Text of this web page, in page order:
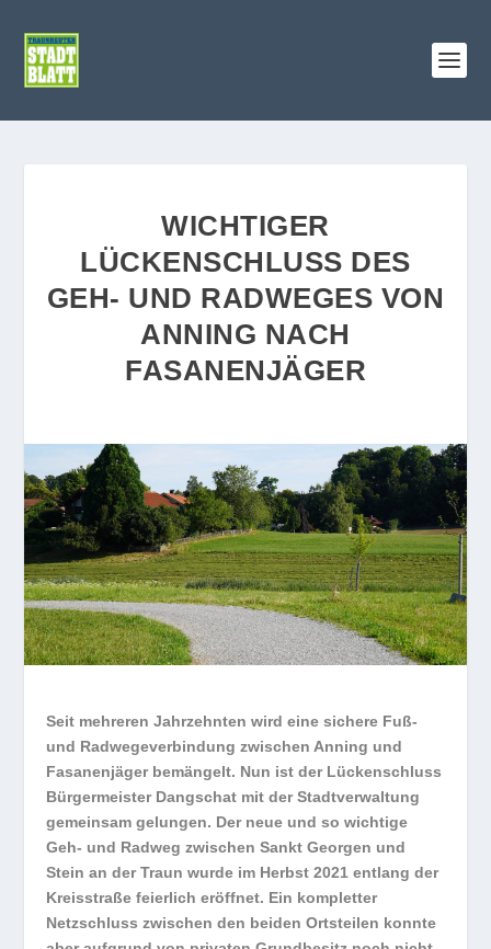
WICHTIGER
LÜCKENSCHLUSS DES
GEH- UND RADWEGES VON
ANNING NACH
FASANENJÄGER
Seit mehreren Jahrzehnten wird eine sichere Fuß-
und Radwegeverbindung zwischen Anning und
Fasanenjäger bemängelt. Nun ist der Lückenschluss
Bürgermeister Dangschat mit der Stadtverwaltung
gemeinsam gelungen. Der neue und so wichtige
Geh- und Radweg zwischen Sankt Georgen und
Stein an der Traun wurde im Herbst 2021 entlang der
Kreisstraße feierlich eröffnet. Ein kompletter
Netzschluss zwischen den beiden Ortsteilen konnte